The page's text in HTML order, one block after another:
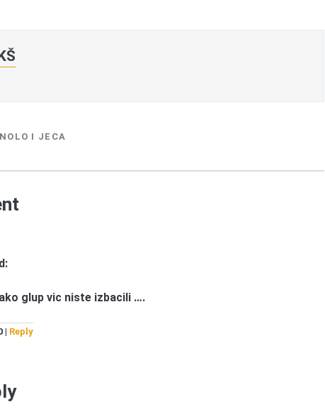
NOLO I JECA
glup vic niste izbacili ….
Reply